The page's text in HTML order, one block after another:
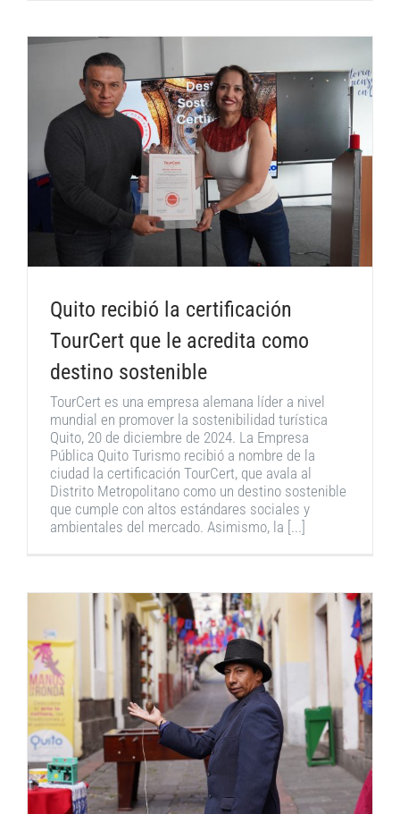
Quito recibió la certificación
TourCert que le acredita como
destino sostenible
TourCert es una empresa alemana líder a nivel
mundial en promover la sostenibilidad turística
Quito, 20 de diciembre de 2024. La Empresa
Pública Quito Turismo recibió a nombre de la
ciudad la certificación TourCert, que avala al
Distrito Metropolitano como un destino sostenible
que cumple con altos estándares sociales y
ambientales del mercado. Asimismo, la [...]